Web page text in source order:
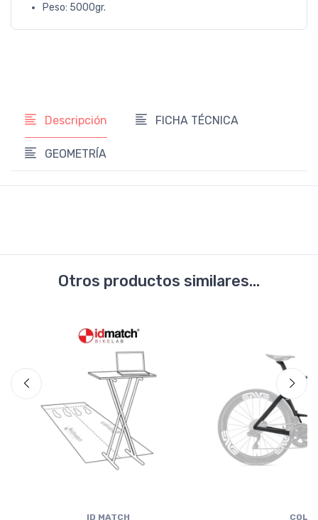
Peso: 5000gr.
Descripción FICHA TÉCNICA
GEOMETRÍA
Otros productos similares...
ID MATCH